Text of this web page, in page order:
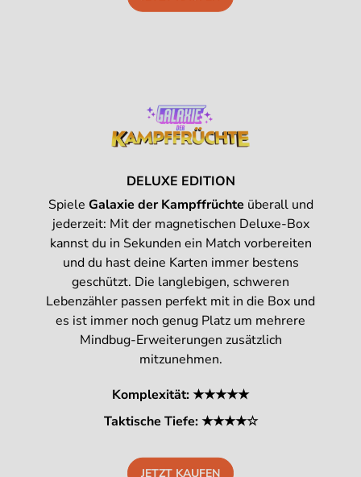
DELUXE EDITION
Spiele Galaxie der Kampffrüchte überall und
jederzeit: Mit der magnetischen Deluxe-Box
kannst du in Sekunden ein Match vorbereiten
und du hast deine Karten immer bestens
geschützt. Die langlebigen, schweren
Lebenzähler passen perfekt mit in die Box und
es ist immer noch genug Platz um mehrere
Mindbug-Erweiterungen zusätzlich
mitzunehmen.
Komplexität: ★★★★★
Taktische Tiefe: ★★★★☆
JETZT KAUFEN